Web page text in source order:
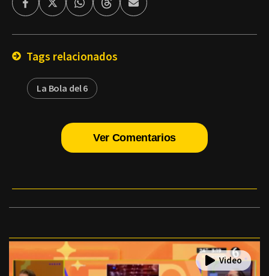
FacebookTwitterWhatsappThreadsEnviar
por
Tags relacionados
La Bola del 6
Ver Comentarios